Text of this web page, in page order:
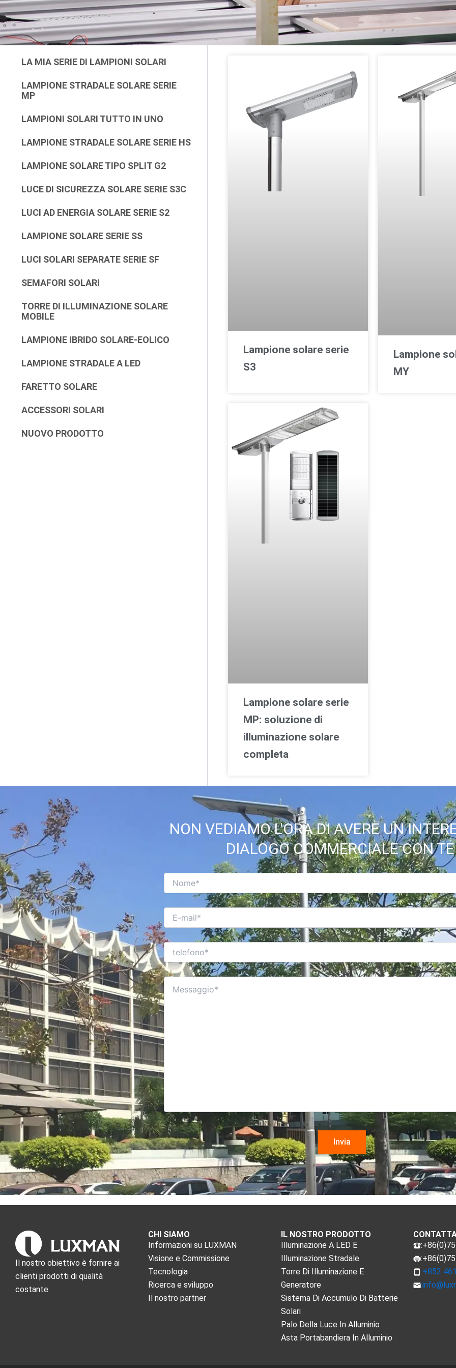
LA MIA SERIE DI LAMPIONI SOLARI
LAMPIONE STRADALE SOLARE SERIE
MP
LAMPIONI SOLARI TUTTO IN UNO
LAMPIONE STRADALE SOLARE SERIE HS
LAMPIONE SOLARE TIPO SPLIT G2
LUCE DI SICUREZZA SOLARE SERIE S3C
LUCI AD ENERGIA SOLARE SERIE S2
LAMPIONE SOLARE SERIE SS
LUCI SOLARI SEPARATE SERIE SF
SEMAFORI SOLARI
TORRE DI ILLUMINAZIONE SOLARE
MOBILE
LAMPIONE IBRIDO SOLARE-EOLICO
LAMPIONE STRADALE A LED
FARETTO SOLARE
ACCESSORI SOLARI
NUOVO PRODOTTO
Lampione solare serie
S3
Lampione
MY
Lampione solare serie
MP: soluzione di
illuminazione solare
completa
NON VEDIAMO L'ORA DI AVERE UN
DIALOGO COMMERCIALE CON
Il nostro obiettivo è fornire ai
clienti prodotti di qualità
costante.
CHI SIAMO
Informazioni su LUXMAN
Visione e Commissione
Tecnologia
Ricerca e sviluppo
Il nostro partner
IL NOSTRO PRODOTTO
Illuminazione A LED E
Illuminazione Stradale
Torre Di Illuminazione E
Generatore
Sistema Di Accumulo Di Batterie
Solari
Palo Della Luce In Alluminio
Asta Portabandiera In Alluminio
:+852
: